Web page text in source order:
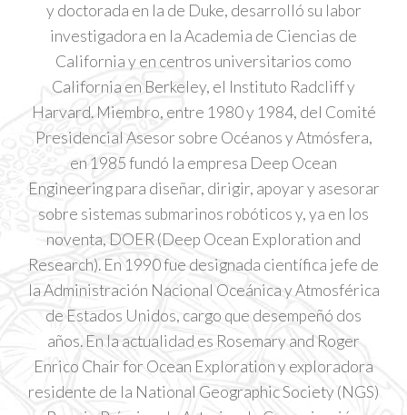
y doctorada en la de Duke, desarrolló su labor
investigadora en la Academia de Ciencias de
California y en centros universitarios como
California en Berkeley, el Instituto Radcliff y
Harvard. Miembro, entre 1980 y 1984, del Comité
Presidencial Asesor sobre Océanos y Atmósfera,
en 1985 fundó la empresa Deep Ocean
Engineering para diseñar, dirigir, apoyar y asesorar
sobre sistemas submarinos robóticos y, ya en los
noventa, DOER (Deep Ocean Exploration and
Research). En 1990 fue designada científica jefe de
la Administración Nacional Oceánica y Atmosférica
de Estados Unidos, cargo que desempeñó dos
años. En la actualidad es Rosemary and Roger
Enrico Chair for Ocean Exploration y exploradora
residente de la National Geographic Society (NGS)